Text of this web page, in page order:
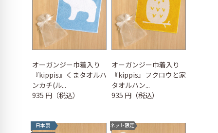
オーガンジー巾着入り
『kippis』くまタオルハ
ンカチ(ル...
935 円（税込）
オーガンジー巾着入り
『kippis』フクロウと家
タオルハン...
935 円（税込）
日本製
ネット限定